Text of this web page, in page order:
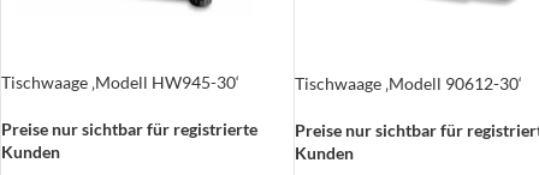
Tischwaage ‚Modell HW945-30‘
Preise nur sichtbar für registrierte
Kunden
Tischwaage ‚Modell 90612-30‘
Preise nur sichtbar für
Kunden